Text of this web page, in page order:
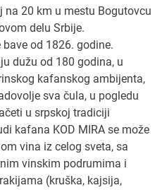
na 20 km u mestu Bogutovcu
delu Srbije.
od 1826. godine.
dužu od 180 godina, u
kafanskog ambijenta,
sva čula, u pogledu
u srpskoj tradiciji
kafana KOD MIRA se može
vina iz celog sveta, sa
vinskim podrumima i
(kruška, kajsija,